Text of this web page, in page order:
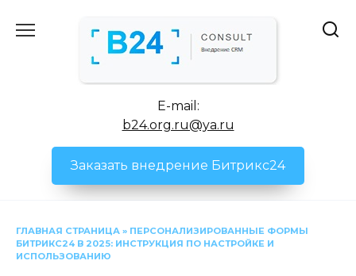
E-mail:
b24.org.ru@ya.ru
Заказать внедрение Битрикс24
ГЛАВНАЯ СТРАНИЦА » ПЕРСОНАЛИЗИРОВАННЫЕ ФОРМЫ
БИТРИКС24 В 2025: ИНСТРУКЦИЯ ПО НАСТРОЙКЕ И
ИСПОЛЬЗОВАНИЮ